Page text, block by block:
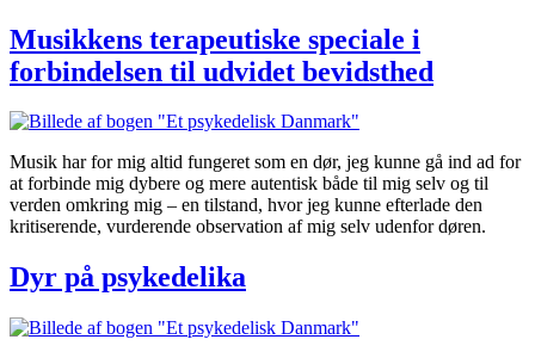
Musikkens terapeutiske speciale i
forbindelsen til udvidet bevidsthed
Musik har for mig altid fungeret som en dør, jeg kunne gå ind ad for
at forbinde mig dybere og mere autentisk både til mig selv og til
verden omkring mig – en tilstand, hvor jeg kunne efterlade den
kritiserende, vurderende observation af mig selv udenfor døren.
Dyr på psykedelika